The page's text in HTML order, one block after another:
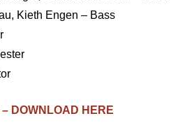
Kieth Engen – Bass
DOWNLOAD HERE